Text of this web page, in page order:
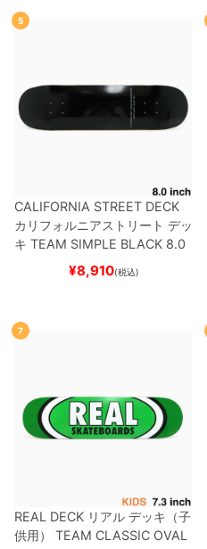
5
CALIFORNIA STREET DECK
カリフォルニアストリート デッ
キ TEAM SIMPLE BLACK 8.0
ブランク（BBS / GENERATO
スケートボード スケボー
¥8,910(税込)
7
REAL DECK リアル デッキ（子
供用）
TEAM CLASSIC OVAL